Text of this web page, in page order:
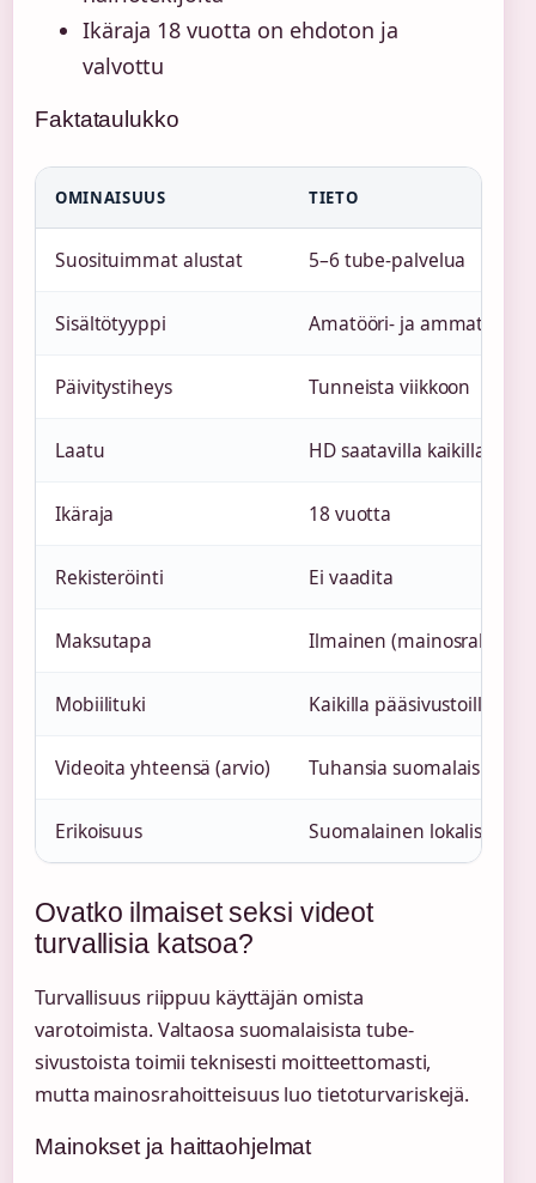
Ikäraja 18 vuotta on ehdoton ja
valvottu
Faktataulukko
OMINAISUUS TIETO
Suosituimmat alustat 5–6 tube-palvelua
Sisältötyyppi Amatööri- ja
Päivitystiheys Tunneista viikkoon
Laatu HD saatavilla kaikilla
Ikäraja 18 vuotta
Rekisteröinti Ei vaadita
Maksutapa Ilmainen
Mobiilituki Kaikilla pääsivustoilla
Videoita yhteensä (arvio) Tuhansia suomalaisia
Erikoisuus Suomalainen lokalisointi
Ovatko ilmaiset seksi videot
turvallisia katsoa?
Turvallisuus riippuu käyttäjän omista
varotoimista. Valtaosa suomalaisista tube-
sivustoista toimii teknisesti moitteettomasti,
mutta mainosrahoitteisuus luo tietoturvariskejä.
Mainokset ja haittaohjelmat